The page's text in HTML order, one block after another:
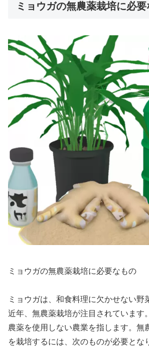
ミョウガの無農薬栽培に必
ミョウガの無農薬栽培に必要なもの
ミョウガは、和食料理に欠かせない野
近年、無農薬栽培が注目されています
農薬を使用しない農業を指します。無
を栽培するには、次のものが必要とな